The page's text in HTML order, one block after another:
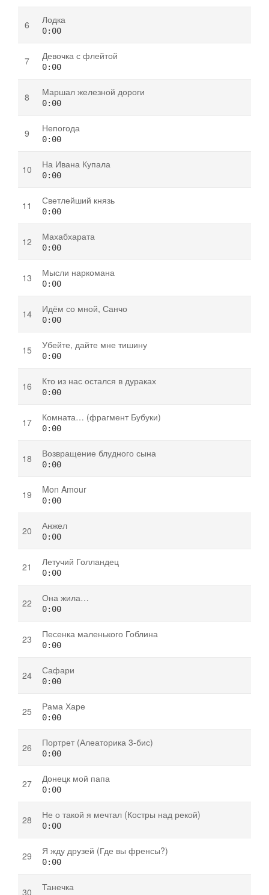
Лодка
0:00
Девочка с флейтой
0:00
Маршал железной дороги
0:00
Непогода
0:00
На Ивана Купала
0:00
Светлейший князь
0:00
Махабхарата
0:00
Мысли наркомана
0:00
Идём со мной, Санчо
0:00
Убейте, дайте мне тишину
0:00
Кто из нас остался в дураках
0:00
Комната… (фрагмент Бубуки)
0:00
Возвращение блудного сына
0:00
Mon Amour
0:00
Анжел
0:00
Летучий Голландец
0:00
Она жила…
0:00
Песенка маленького Гоблина
0:00
Сафари
0:00
Рама Харе
0:00
Портрет (Алеаторика 3-бис)
0:00
Донецк мой папа
0:00
Не о такой я мечтал (Костры над рекой)
0:00
Я жду друзей (Где вы френсы?)
0:00
Танечка